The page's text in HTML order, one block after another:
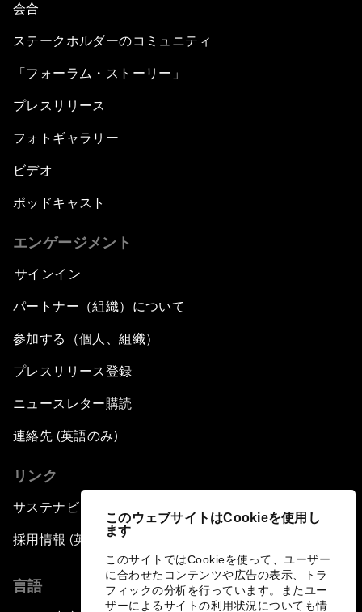
このウェブサイトはCookieを使用し
ます
このサイトではCookieを使って、ユーザー
に合わせたコンテンツや広告の表示、トラ
フィックの分析を行っています。またユー
ザーによるサイトの利用状況についても情
会合
ステークホルダーのコミュニティ
「フォーラム・ストーリー」
プレスリリース
フォトギャラリー
ビデオ
ポッドキャスト
エンゲージメント
サインイン
パートナー（組織）について
参加する（個人、組織）
プレスリリース登録
ニュースレター購読
連絡先 (英語のみ)
リンク
サステナビリティへの取り組み
採用情報 (英語のみ)
言語